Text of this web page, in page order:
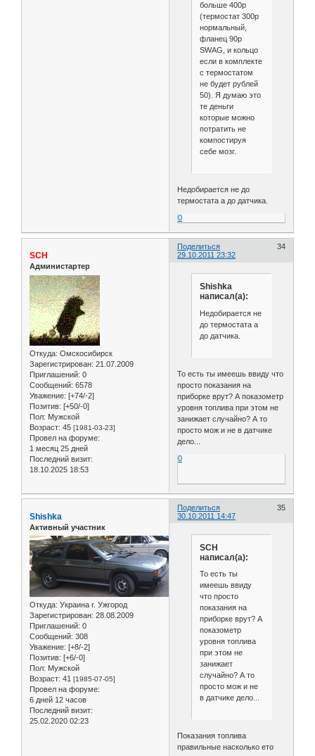
больше 400р
(термостат 300р
нормальный,
фланец 90р
SWAG, и кольцо
если в комплекте
с термостатом
не будет рублей
50). Я думаю это
те деньги
которые можно
потратить не
компостируя
себе мозг.
Недобирается не до
термостата а до датчика.
0
Поделиться
34
29.10.2011 23:32
SCH
Администартер
Откуда: Омскосибирск
Зарегистрирован: 21.07.2009
Приглашений: 0
Сообщений: 6578
Уважение: [+74/-2]
Позитив: [+50/-0]
Пол: Мужской
Возраст: 45 [1981-03-23]
Провел на форуме:
1 месяц 25 дней
Последний визит:
18.10.2025 18:53
Shishka
написал(а):
Недобирается не
до термостата а
до датчика.
То есть ты имеешь ввиду что
просто показания на
приборке врут? А показометр
уровня топлива при этом не
занижает случайно? А то
просто мож и не в датчике
дело...
0
Поделиться
35
30.10.2011 14:47
Shishka
Активный участник
Откуда: Украина г. Ужгород
Зарегистрирован: 28.08.2009
Приглашений: 0
Сообщений: 308
Уважение: [+8/-2]
Позитив: [+6/-0]
Пол: Мужской
Возраст: 41 [1985-07-05]
Провел на форуме:
6 дней 12 часов
Последний визит:
25.02.2020 02:23
SCH
написал(а):
То есть ты
имеешь ввиду
что просто
показания на
приборке врут? А
показометр
уровня топлива
при этом не
занижает
случайно? А то
просто мож и не
в датчике дело...
Показания топлива
правильные насколько ето